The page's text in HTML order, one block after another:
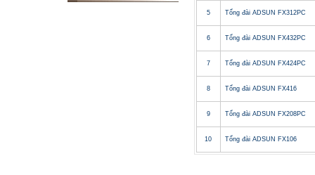
5 Tổng đài ADSUN FX312PC
6 Tổng đài ADSUN FX432PC
7 Tổng đài ADSUN FX424PC
8 Tổng đài ADSUN FX416
9 Tổng đài ADSUN FX208PC
10 Tổng đài ADSUN FX106